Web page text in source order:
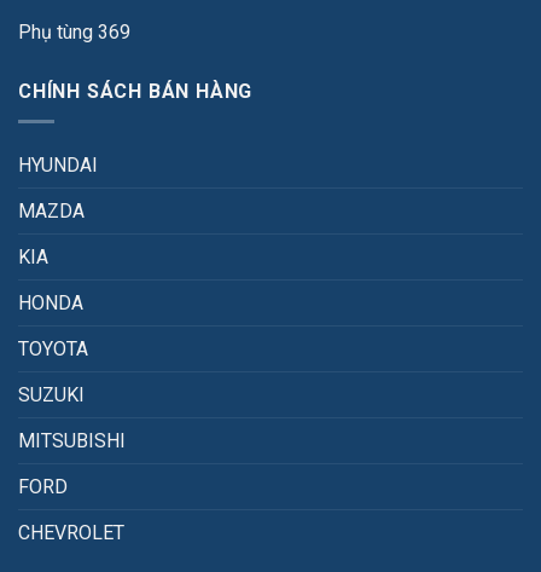
Phụ tùng 369
CHÍNH SÁCH BÁN HÀNG
HYUNDAI
MAZDA
KIA
HONDA
TOYOTA
SUZUKI
MITSUBISHI
FORD
CHEVROLET